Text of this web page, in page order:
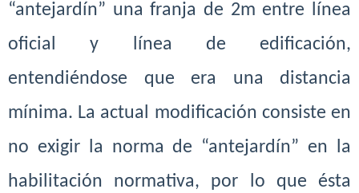
“antejardín” una franja de 2m entre línea
oficial y línea de edificación,
entendiéndose que era una distancia
mínima. La actual modificación consiste en
no exigir la norma de “antejardín” en la
habilitación normativa, por lo que ésta